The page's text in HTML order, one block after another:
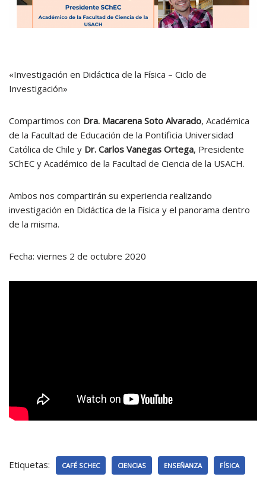
«Investigación en Didáctica de la Física – Ciclo de
Investigación»
Compartimos con Dra. Macarena Soto Alvarado, Académica
de la Facultad de Educación de la Pontificia Universidad
Católica de Chile y Dr. Carlos Vanegas Ortega, Presidente
SChEC y Académico de la Facultad de Ciencia de la USACH.
Ambos nos compartirán su experiencia realizando
investigación en Didáctica de la Física y el panorama dentro
de la misma.
Fecha: viernes 2 de octubre 2020
Etiquetas: CAFÉ SCHEC CIENCIAS ENSEÑANZA FÍSICA